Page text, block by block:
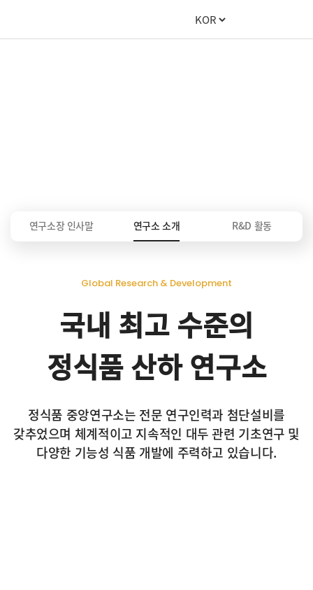
연구소장 인사말 연구소 소개 R&D 활동
Global Research & Development
국내 최고 수준의
정식품 산하 연구소
정식품 중앙연구소는 전문 연구인력과 첨단설비를
갖추었으며 체계적이고 지속적인 대두 관련 기초연구 및
다양한 기능성 식품 개발에 주력하고 있습니다.